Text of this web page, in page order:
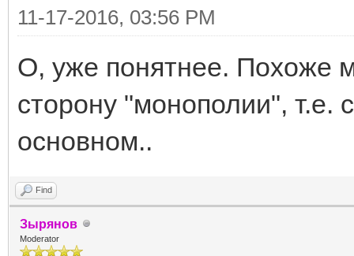
11-17-2016, 03:56 PM
О, уже понятнее. Похоже
сторону "монополии", т.е.
основном..
Find
Зырянов
Moderator